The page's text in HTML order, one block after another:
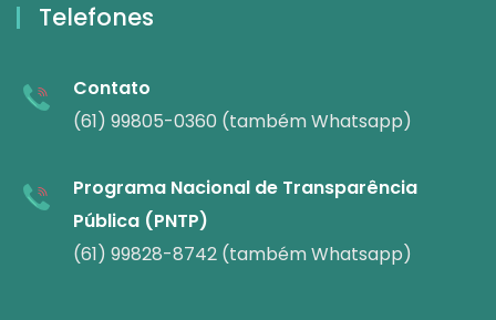
Telefones
Contato
(61) 99805-0360 (também Whatsapp)
Programa Nacional de Transparência
Pública (PNTP)
(61) 99828-8742 (também Whatsapp)